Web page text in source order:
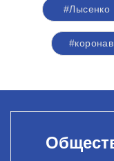
#Лысенко